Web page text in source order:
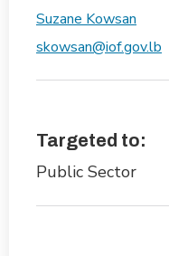
Suzane Kowsan
skowsan@iof.gov.lb
Targeted to:
Public Sector